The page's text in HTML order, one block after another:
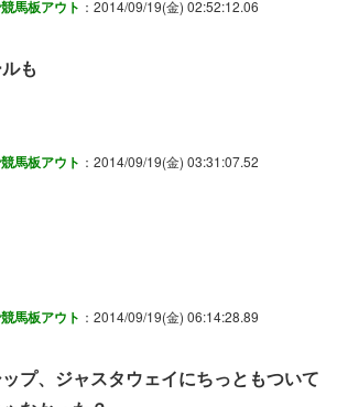
馬板アウト ：2014/09/19(金) 02:52:12.06
も
馬板アウト ：2014/09/19(金) 03:31:07.52
馬板アウト ：2014/09/19(金) 06:14:28.89
プ、ジャスタウェイにちっともついて